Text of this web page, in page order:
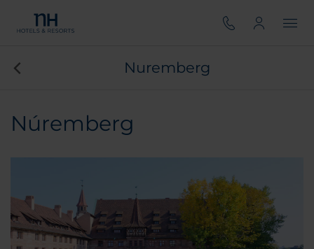
Nuremberg
Núremberg